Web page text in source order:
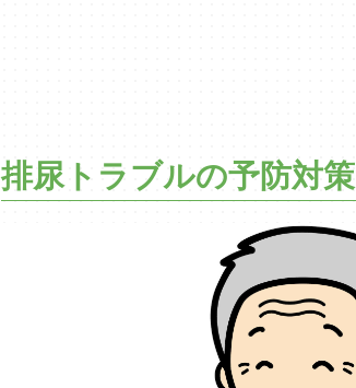
排尿トラブルの予防対策